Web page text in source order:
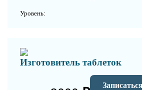
Уровень:
Изготовитель таблеток